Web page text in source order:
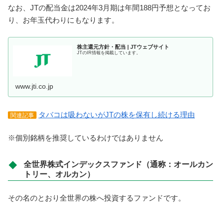
なお、JTの配当金は2024年3月期は年間188円予想となってお
り、お年玉代わりにもなります。
株主還元方針・配当 | JTウェブサイト
JTのIR情報を掲載しています。
www.jti.co.jp
関連記事 タバコは吸わないがJTの株を保有し続ける理由
※個別銘柄を推奨しているわけではありません
全世界株式インデックスファンド（通称：オールカン
トリー、オルカン）
その名のとおり全世界の株へ投資するファンドです。